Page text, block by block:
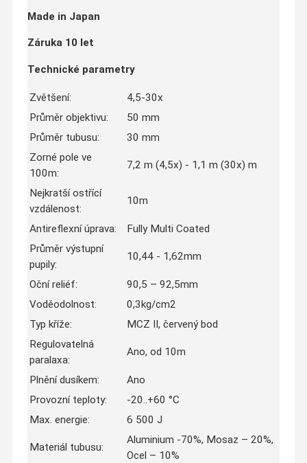
Made in Japan
Záruka 10 let
Technické parametry
Zvětšení:
4,5-30x
Průměr objektivu:
50 mm
Průměr tubusu:
30 mm
Zorné pole ve
100m:
7,2 m (4,5x) - 1,1 m (30x) m
Nejkratší ostřící
vzdálenost:
10m
Antireflexní úprava:
Fully Multi Coated
Průměr výstupní
pupily:
10,44 - 1,62mm
Oční reliéf:
90,5 – 92,5mm
Voděodolnost:
0,3kg/cm2
Typ kříže:
MCZ II, červený bod
Regulovatelná
paralaxa:
Ano, od 10m
Plnění dusíkem:
Ano
Provozní teploty:
-20..+60 °C
Max. energie:
6 500 J
Materiál tubusu:
Aluminium -70%, Mosaz – 20%,
Ocel – 10%